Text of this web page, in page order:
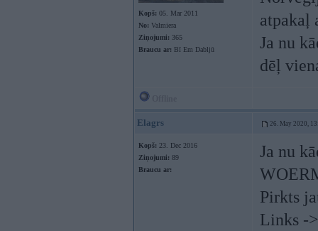
Kopš: 05. Mar 2011
No: Valmiera
Ziņojumi: 365
Braucu ar: Bī Em Dabljū
atpakaļ
Ja nu
dēļ
Elagrs 26. May 2020,
Kopš: 23. Dec 2016
Ziņojumi: 89
Braucu ar:
Ja nu
Pirkts
Links ->